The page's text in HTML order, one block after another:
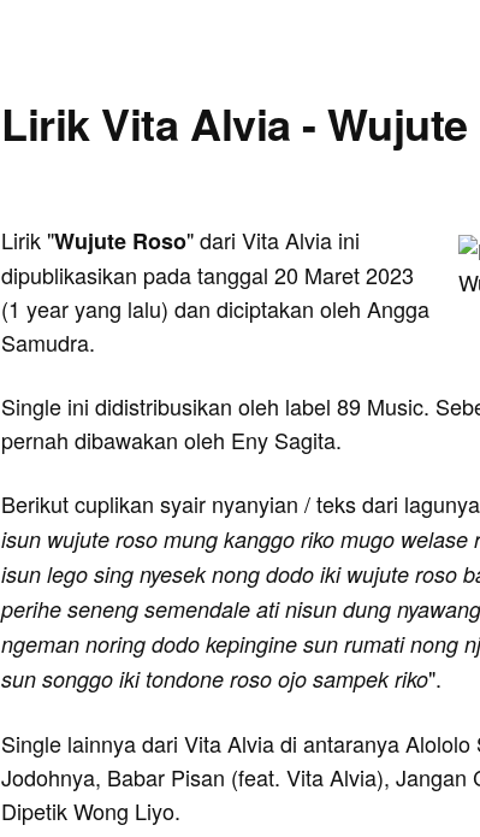
Lirik Vita Alvia -
Lirik "Wujute Roso" dari Vita Alvia ini
dipublikasikan pada tanggal 20 Maret 2023
(1 year yang lalu) dan diciptakan oleh Angga
Samudra.
Single ini didistribusikan oleh label 89 Music.
pernah dibawakan oleh Eny Sagita.
Berikut cuplikan syair nyanyian / teks dari
isun wujute roso mung kanggo riko mugo welase
isun lego sing nyesek nong dodo iki wujute roso
perihe seneng semendale ati nisun dung
ngeman noring dodo kepingine sun rumati nong
sun songgo iki tondone roso ojo sampek riko".
Single lainnya dari Vita Alvia di antaranya Alololo
Jodohnya, Babar Pisan (feat. Vita Alvia), Jangan
Dipetik Wong Liyo.